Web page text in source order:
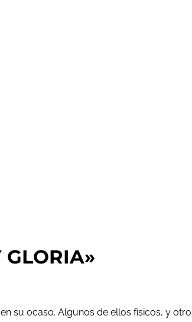
GLORIA»
su ocaso. Algunos de ellos físicos, y